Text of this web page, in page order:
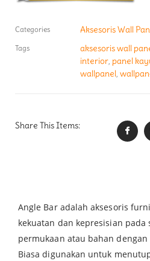
Categories Aksesoris Wall
Tags aksesoris wall
interior panel
wallpanel
Share This Items:
Angle Bar adalah aksesoris
kekuatan dan kepresisian pada
permukaan atau bahan
Biasa digunakan untuk